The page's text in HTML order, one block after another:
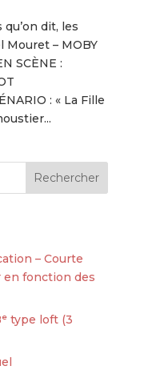
qu’on dit, les
Mouret – MOBY
SCÈNE :
: « La Fille
– Courte
en fonction des
type loft (3